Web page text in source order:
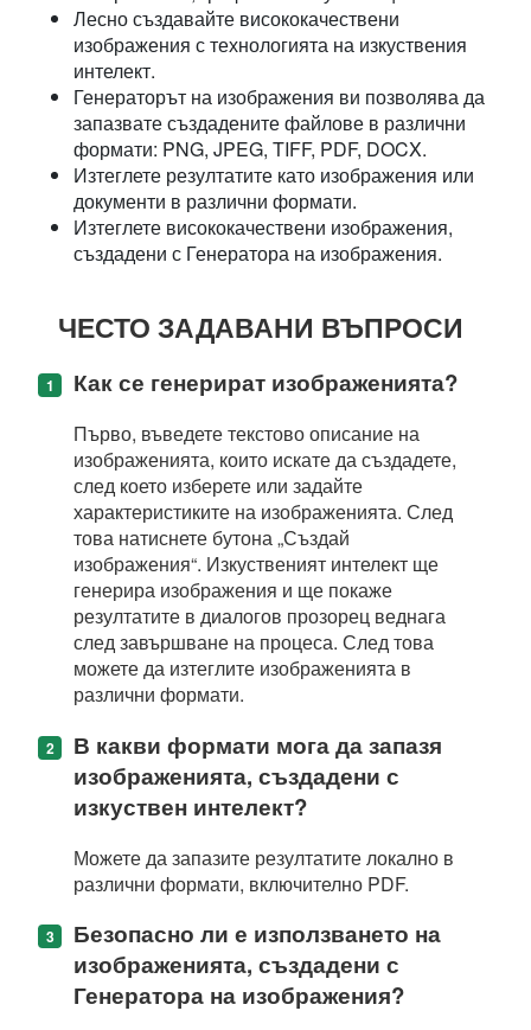
Лесно създавайте висококачествени
изображения с технологията на изкуствения
интелект.
Генераторът на изображения ви позволява да
запазвате създадените файлове в различни
формати: PNG, JPEG, TIFF, PDF, DOCX.
Изтеглете резултатите като изображения или
документи в различни формати.
Изтеглете висококачествени изображения,
създадени с Генератора на изображения.
ЧЕСТО ЗАДАВАНИ ВЪПРОСИ
Как се генерират изображенията?
Първо, въведете текстово описание на
изображенията, които искате да създадете,
след което изберете или задайте
характеристиките на изображенията. След
това натиснете бутона „Създай
изображения“. Изкуственият интелект ще
генерира изображения и ще покаже
резултатите в диалогов прозорец веднага
след завършване на процеса. След това
можете да изтеглите изображенията в
различни формати.
В какви формати мога да запазя
изображенията, създадени с
изкуствен интелект?
Можете да запазите резултатите локално в
различни формати, включително PDF.
Безопасно ли е използването на
изображенията, създадени с
Генератора на изображения?